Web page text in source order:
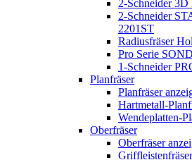
2-Schneider
2-Schneider
2201ST
Radiusfräser
Pro Serie
1-Schneider
Planfräser
Planfräser
Hartmetall-
Wendeplatten-
Oberfräser
Oberfräser
Griffleistenfräser